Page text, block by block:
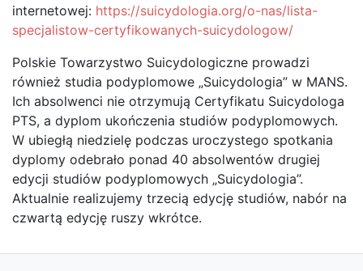
internetowej: https://suicydologia.org/o-nas/lista-
specjalistow-certyfikowanych-suicydologow/
Polskie Towarzystwo Suicydologiczne prowadzi
również studia podyplomowe „Suicydologia” w MANS.
Ich absolwenci nie otrzymują Certyfikatu Suicydologa
PTS, a dyplom ukończenia studiów podyplomowych.
W ubiegłą niedzielę podczas uroczystego spotkania
dyplomy odebrało ponad 40 absolwentów drugiej
edycji studiów podyplomowych „Suicydologia”.
Aktualnie realizujemy trzecią edycję studiów, nabór na
czwartą edycję ruszy wkrótce.